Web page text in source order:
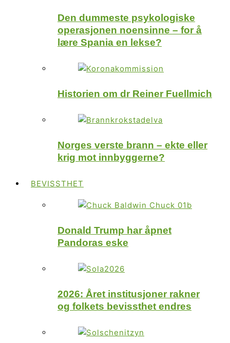
Den dummeste psykologiske
operasjonen noensinne – for å
lære Spania en lekse?
Historien om dr Reiner Fuellmich
Norges verste brann – ekte eller
krig mot innbyggerne?
BEVISSTHET
Donald Trump har åpnet
Pandoras eske
2026: Året institusjoner rakner
og folkets bevissthet endres